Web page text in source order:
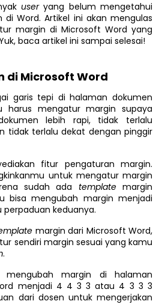
useryang belum mengetahui
Word. Artikel ini akan mengulas
margin di Microsoft Word yang
baca artikel ini sampai selesai!
di Microsoft Word
garis tepi di halaman dokumen
harus mengatur margin supaya
lebih rapi, tidak terlalu
tidak terlalu dekat dengan pinggir
fitur pengaturan margin.
untuk mengatur margin
sudah ada templatemargin
bisa mengubah margin menjadi
keduanya.
margin dari Microsoft Word,
sendiri margin sesuai yang kamu
.
mengubah margin di halaman
menjadi 4 4 3 3 atau 4 3 3 3
dari dosen untuk mengerjakan